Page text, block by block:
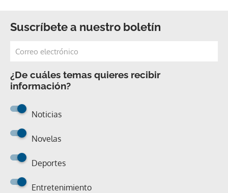
Suscríbete a nuestro boletín
¿De cuáles temas quieres recibir
información?
Noticias
Novelas
Deportes
Entretenimiento